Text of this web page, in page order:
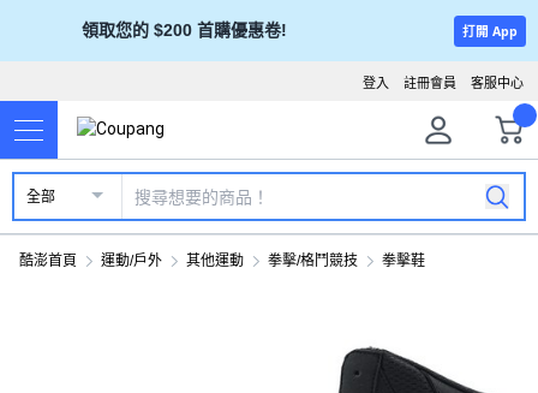
領取您的 $200 首購優惠卷! 打開 App
客服中心
註冊會員
登入
全部
酷澎首頁 運動/戶外 其他運動 拳擊/格鬥競技 拳擊鞋